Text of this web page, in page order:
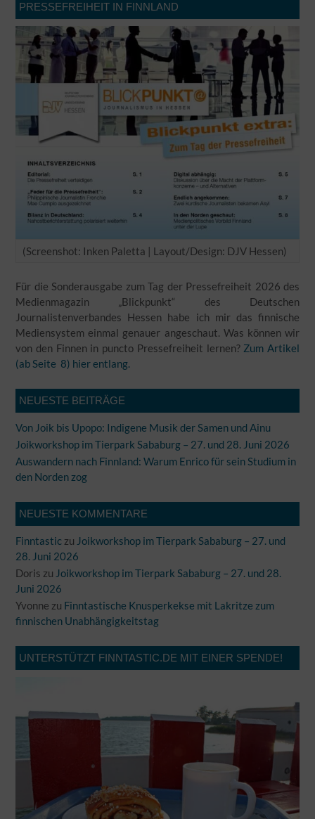
PRESSEFREIHEIT IN FINNLAND
(Screenshot: Inken Paletta | Layout/Design: DJV Hessen)
Für die Sonderausgabe zum Tag der Pressefreiheit 2026 des
Medienmagazin „Blickpunkt“ des Deutschen
Journalistenverbandes Hessen habe ich mir das finnische
Mediensystem einmal genauer angeschaut. Was können wir
von den Finnen in puncto Pressefreiheit lernen? Zum Artikel
(ab Seite 8) hier entlang.
NEUESTE BEITRÄGE
Von Joik bis Upopo: Indigene Musik der Samen und Ainu
Joikworkshop im Tierpark Sababurg – 27. und 28. Juni 2026
Auswandern nach Finnland: Warum Enrico für sein Studium in
den Norden zog
NEUESTE KOMMENTARE
Finntastic zu Joikworkshop im Tierpark Sababurg – 27. und
28. Juni 2026
Doris zu Joikworkshop im Tierpark Sababurg – 27. und 28.
Juni 2026
Yvonne zu Finntastische Knusperkekse mit Lakritze zum
finnischen Unabhängigkeitstag
UNTERSTÜTZT FINNTASTIC.DE MIT EINER SPENDE!